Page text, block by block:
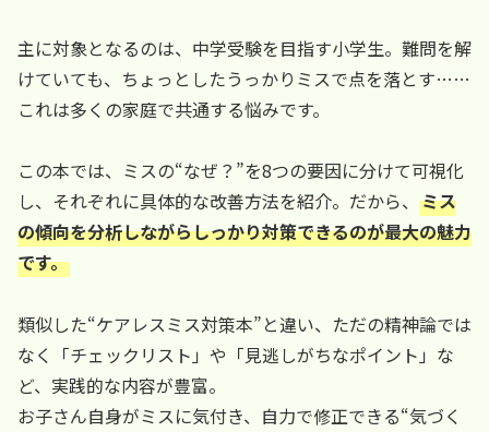
主に対象となるのは、中学受験を目指す小学生。難問を解
けていても、ちょっとしたうっかりミスで点を落とす……
これは多くの家庭で共通する悩みです。
この本では、ミスの“なぜ？”を8つの要因に分けて可視化
し、それぞれに具体的な改善方法を紹介。だから、 ミス
の傾向を分析しながらしっかり対策できるのが最大の魅力
です。
類似した“ケアレスミス対策本”と違い、ただの精神論では
なく「チェックリスト」や「見逃しがちなポイント」な
ど、実践的な内容が豊富。
お子さん自身がミスに気付き、自力で修正できる“気づく